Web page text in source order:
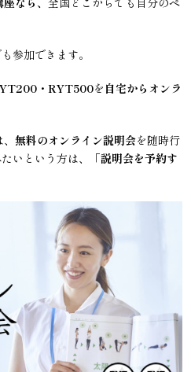
参加できます。
・RYT500を 自宅からオンラ
、無料のオンライン説明会を随時行
いという方は、「説明会を予約す